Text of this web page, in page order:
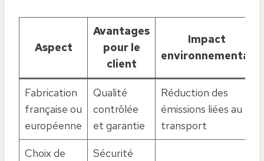
Aspect
Avantages
pour le
client
Impact
environnemental
Fabrication
française ou
européenne
Qualité
contrôlée
et garantie
Réduction des
émissions liées au
transport
Choix de
Sécurité